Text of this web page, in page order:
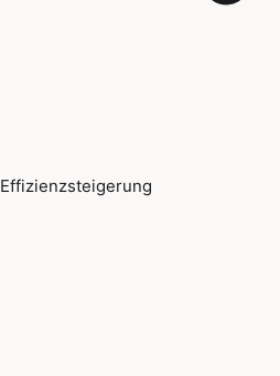
Effizienzsteigerung